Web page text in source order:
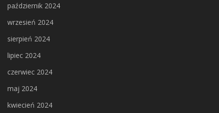
październik 2024
wrzesień 2024
sierpień 2024
lipiec 2024
czerwiec 2024
maj 2024
kwiecień 2024